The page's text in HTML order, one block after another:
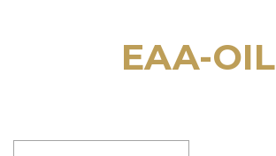
EAA-OIL